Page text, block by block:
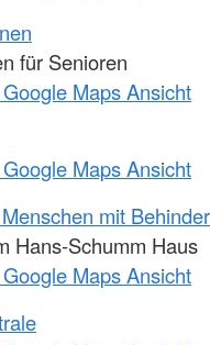
für Senioren
Maps Ansicht
Maps Ansicht
mit
Hans-Schumm Haus
Maps Ansicht